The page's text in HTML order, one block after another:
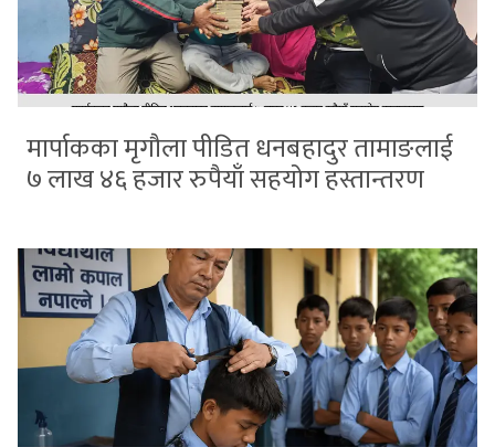
मार्पाकका मृगौला पीडित धनबहादुर तामाङलाई
७ लाख ४६ हजार रुपैयाँ सहयोग हस्तान्तरण